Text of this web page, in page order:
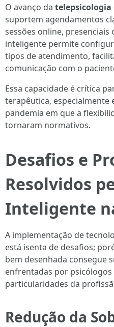
O avanço da telepsicologia
suportem agendamentos
sessões online, presenciais
inteligente permite
tipos de atendimento,
comunicação com o
Essa capacidade é crítica
terapêutica, especialmente
pandemia em que a
tornaram normativos.
Desafios e
Resolvidos
Inteligente
A implementação de
está isenta de desafios;
bem desenhada consegue
enfrentadas por
particularidades da
Redução da